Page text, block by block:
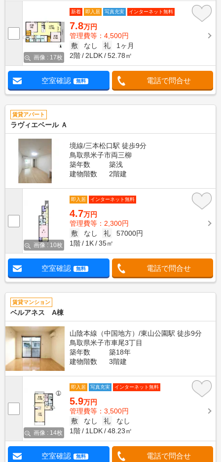
画像 : 17枚
新着 即入居 写真充実 インターネット無料
7.8万円
管理費等：4,500円
敷
なし 礼
1ヶ月
2階
2LDK 52.78㎡
空室確認 無料 電話で問合せ
賃貸アパート
ラヴィエベール Ａ
境線/三本松口駅 徒歩9分
鳥取県米子市両三柳
築年数
築浅
建物階数
2階建
画像 : 10枚
即入居 インターネット無料
4.7万円
管理費等：2,300円
敷
なし 礼
57000円
1階
1K 35㎡
空室確認 無料 電話で問合せ
賃貸マンション
ベルアネス A棟
山陰本線（中国地方）/東山公園駅 徒歩9分
鳥取県米子市車尾3丁目
築年数
築18年
建物階数
3階建
画像 : 14枚
即入居 写真充実 インターネット無料
5.9万円
管理費等：3,500円
敷
なし 礼
なし
1階
1LDK 48.23㎡
空室確認 無料 電話で問合せ